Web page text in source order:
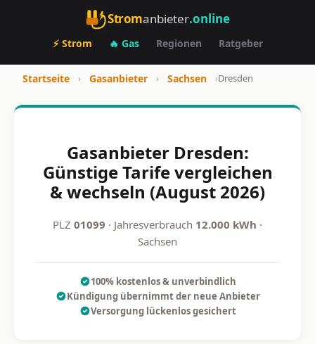
Stromanbieter.online
⚡ Strom 🔥 Gas Regionen Ratgeber
Startseite › Gasanbieter › Sachsen ›Dresden
Gasanbieter Dresden:
Günstige Tarife vergleichen
& wechseln (August 2026)
PLZ 01099 · Jahresverbrauch 12.000 kWh ·
Sachsen
100% kostenlos & unverbindlich
Kündigung übernimmt der neue Anbieter
Versorgung lückenlos gesichert